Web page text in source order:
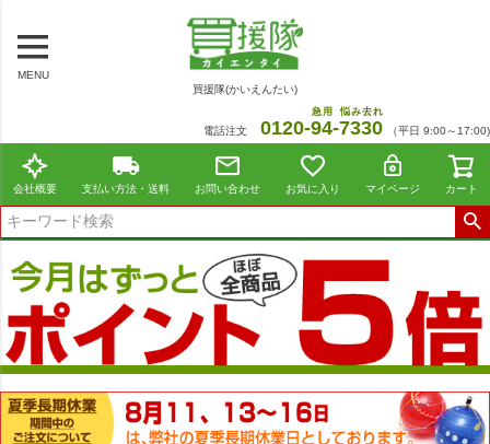
MENU
買援隊(かいえんたい)
電話注文 0120-94
急用
-7330
悩み去れ
（平日 9:00～17:00)
会社概要 支払い方法・送料 お問い合わせ お気に入り マイページ カート